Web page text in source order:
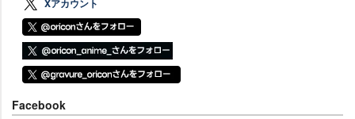
Facebook